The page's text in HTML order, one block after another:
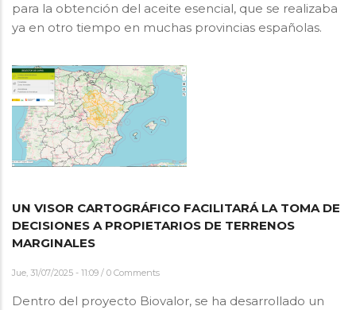
para la obtención del aceite esencial, que se realizaba
ya en otro tiempo en muchas provincias españolas.
UN VISOR CARTOGRÁFICO FACILITARÁ LA TOMA DE
DECISIONES A PROPIETARIOS DE TERRENOS
MARGINALES
Jue, 31/07/2025 - 11:09 / 0 Comments
Dentro del proyecto Biovalor, se ha desarrollado un